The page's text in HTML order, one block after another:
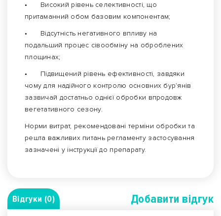
•
Високий рівень селективності, що
притаманний обом базовим компонентам;
•
Відсутність негативного впливу на
подальший процес сівообміну на оброблених
площинах;
•
Підвищений рівень ефективності, завдяки
чому для надійного контролю основних бур’янів
зазвичай достатньо однієї обробки впродовж
вегетативного сезону.
Норми витрат, рекомендовані терміни обробки та
решта важливих питань регламенту застосування
зазначені у інструкції до препарату.
Відгуки (0) Добавити вiдгук